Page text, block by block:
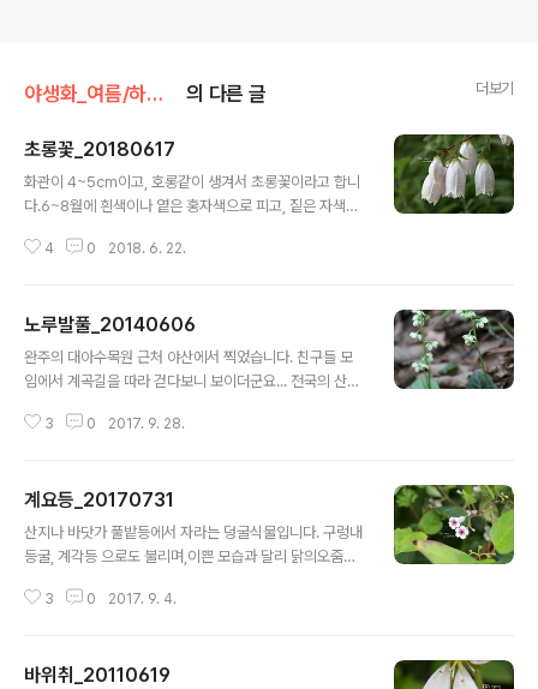
야생화_여름/하얀색 계열 의 다른 글 더보기
초롱꽃_20180617
화관이 4~5cm이고, 호롱같이 생겨서 초롱꽃이라고 합니
다.6~8월에 흰색이나 옅은 홍자색으로 피고, 짙은 자색의
의 머리는세갈래로 갈라져 있습니다.전체에 털이 있으며,
018년 6월 17일 오후 / 가야산 야생화식물원 / Canon E
OS 700D
4 0 2018. 6. 22.
노루발풀_20140606
완주의 대아수목원 근처 야산에서 찍었습니다. 친구들 모
임에서 계곡길을 따라 걷다보니 보이더군요... 전국의 산에
여러해살이 상록초본 입니다.노루발의 잎은 한겨울에도 초
황게폭포에서 찍은건데... 지난해에 찍었던 꽃대가 그대로
말라서, 겨울을 견뎌냈네요... >> 2014년 4월 4일 / 합천
황계폭포 / Canon EOS 700D
3 0 2017. 9. 28.
계요등_20170731
산지나 바닷가 풀밭등에서 자라는 덩굴식물입니다. 구렁내
등굴, 계각등 으로도 불리며,이쁜 모습과 달리 닭의오줌이
는 청미래덩굴(망개나무) 열매와 비슷하며,색은 황색 입니
on EOS 700D >> 2014년 8월 16일 / 거제 바람의 언
3 0 2017. 9. 4.
바위취_20110619